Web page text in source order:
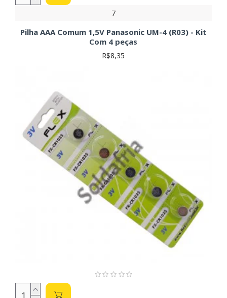
7
Pilha AAA Comum 1,5V Panasonic UM-4 (R03) - Kit
Com 4 peças
R$8,35